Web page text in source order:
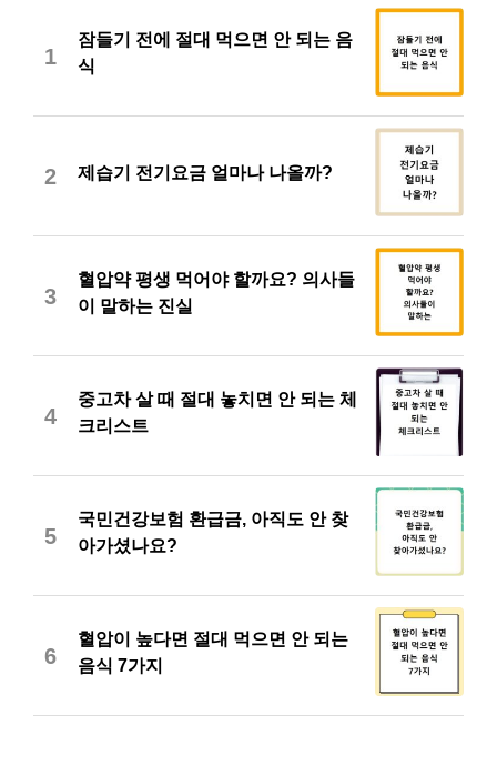
1
잠들기 전에 절대 먹으면 안 되는 음
식
2 제습기 전기요금 얼마나 나올까?
3
혈압약 평생 먹어야 할까요? 의사들
이 말하는 진실
4
중고차 살 때 절대 놓치면 안 되는 체
크리스트
5
국민건강보험 환급금, 아직도 안 찾
아가셨나요?
6
혈압이 높다면 절대 먹으면 안 되는
음식 7가지